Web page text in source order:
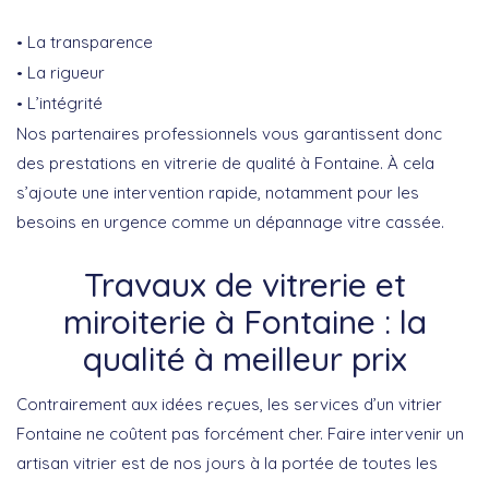
La transparence
La rigueur
L’intégrité
Nos partenaires professionnels vous garantissent donc
des prestations en vitrerie de qualité à Fontaine. À cela
s’ajoute une intervention rapide, notamment pour les
besoins en urgence comme un dépannage vitre cassée.
Travaux de vitrerie et
miroiterie à Fontaine : la
qualité à meilleur prix
Contrairement aux idées reçues, les services d’un vitrier
Fontaine ne coûtent pas forcément cher. Faire intervenir un
artisan vitrier est de nos jours à la portée de toutes les